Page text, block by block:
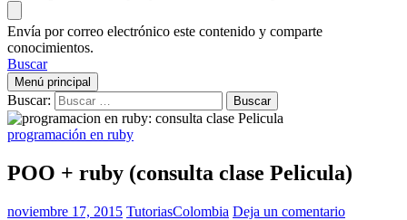
Envía por correo electrónico este contenido y comparte
conocimientos.
Buscar
Menú principal
Buscar:
programación en ruby
POO + ruby (consulta clase Pelicula)
noviembre 17, 2015 TutoriasColombia Deja un comentario